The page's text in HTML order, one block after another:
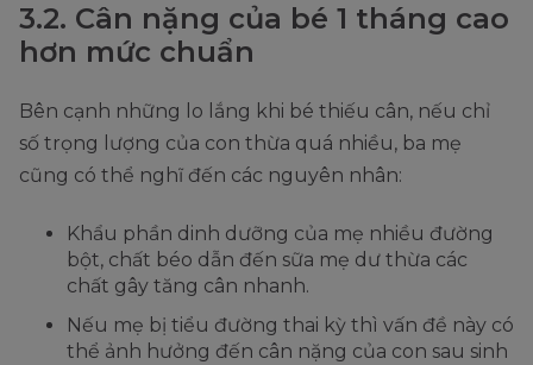
3.2. Cân nặng của bé 1 tháng cao
hơn mức chuẩn
Bên cạnh những lo lắng khi bé thiếu cân, nếu chỉ
số trọng lượng của con thừa quá nhiều, ba mẹ
cũng có thể nghĩ đến các nguyên nhân:
Khẩu phần dinh dưỡng của mẹ nhiều đường
bột, chất béo dẫn đến sữa mẹ dư thừa các
chất gây tăng cân nhanh.
Nếu mẹ bị tiểu đường thai kỳ thì vấn đề này có
thể ảnh hưởng đến cân nặng của con sau sinh